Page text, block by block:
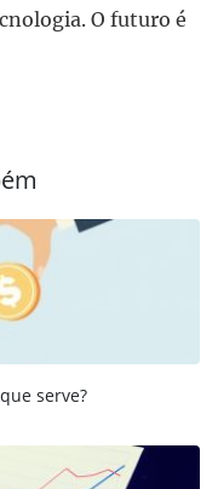
O futuro é
serve?